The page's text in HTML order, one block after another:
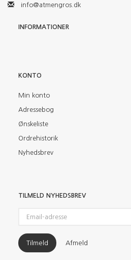
info@atmengros.dk
INFORMATIONER
KONTO
Min konto
Adressebog
Ønskeliste
Ordrehistorik
Nyhedsbrev
TILMELD NYHEDSBREV
adresse
Tilmeld Afmeld